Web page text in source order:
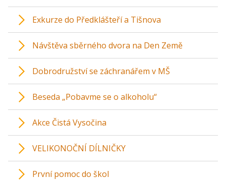
Exkurze do Předklášteří a Tišnova
Návštěva sběrného dvora na Den Země
Dobrodružství se záchranářem v MŠ
Beseda „Pobavme se o alkoholu“
Akce Čistá Vysočina
VELIKONOČNÍ DÍLNIČKY
První pomoc do škol